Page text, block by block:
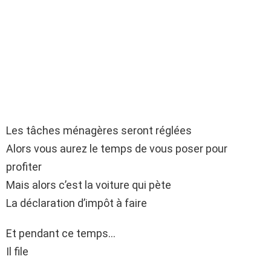
Les tâches ménagères seront réglées
Alors vous aurez le temps de vous poser pour
profiter
Mais alors c’est la voiture qui pète
La déclaration d’impôt à faire
Et pendant ce temps…
Il file